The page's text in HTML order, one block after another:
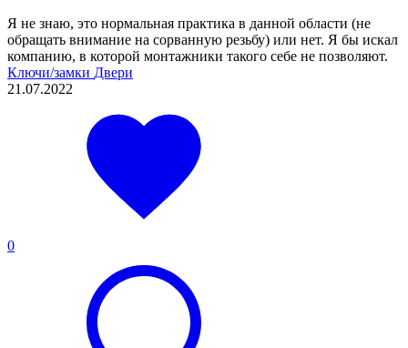
Я не знаю, это нормальная практика в данной области (не
обращать внимание на сорванную резьбу) или нет. Я бы искал
компанию, в которой монтажники такого себе не позволяют.
Ключи/замки Двери
21.07.2022
0